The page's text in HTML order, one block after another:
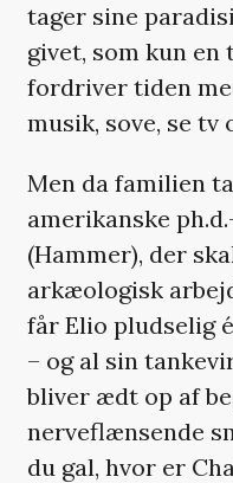
tager sine
givet, som kun en
fordriver tiden
musik, sove, se tv
Men da familien
amerikanske
(Hammer), der
arkæologisk
får Elio pludselig
– og al sin
bliver ædt op af
nerveflænsende
du gal, hvor er